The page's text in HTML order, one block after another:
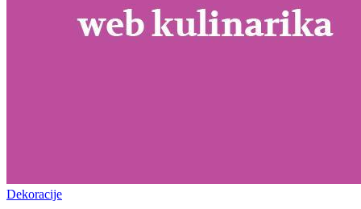
Dekoracije